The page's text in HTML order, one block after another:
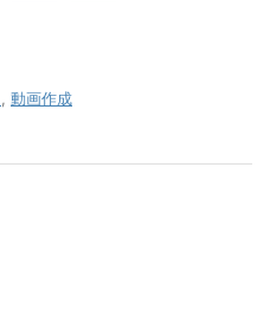
, 動画作成